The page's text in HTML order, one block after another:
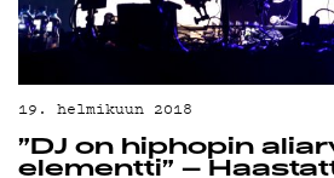
G
19. helmikuun 2018
”DJ on hiphopin
elementti” –